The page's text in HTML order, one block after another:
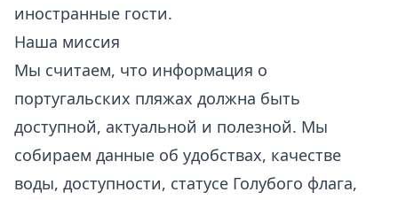
иностранные гости.
Наша миссия
Мы считаем, что информация о
португальских пляжах должна быть
доступной, актуальной и полезной. Мы
собираем данные об удобствах, качестве
воды, доступности, статусе Голубого флага,